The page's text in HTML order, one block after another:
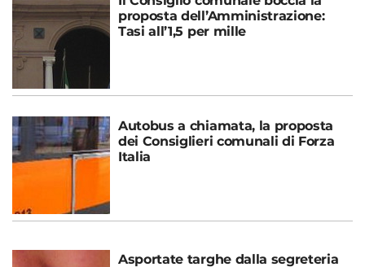
proposta dell’Amministrazione:
Tasi all’1,5 per mille
Autobus a chiamata, la proposta
dei Consiglieri comunali di Forza
Italia
Asportate targhe dalla segreteria